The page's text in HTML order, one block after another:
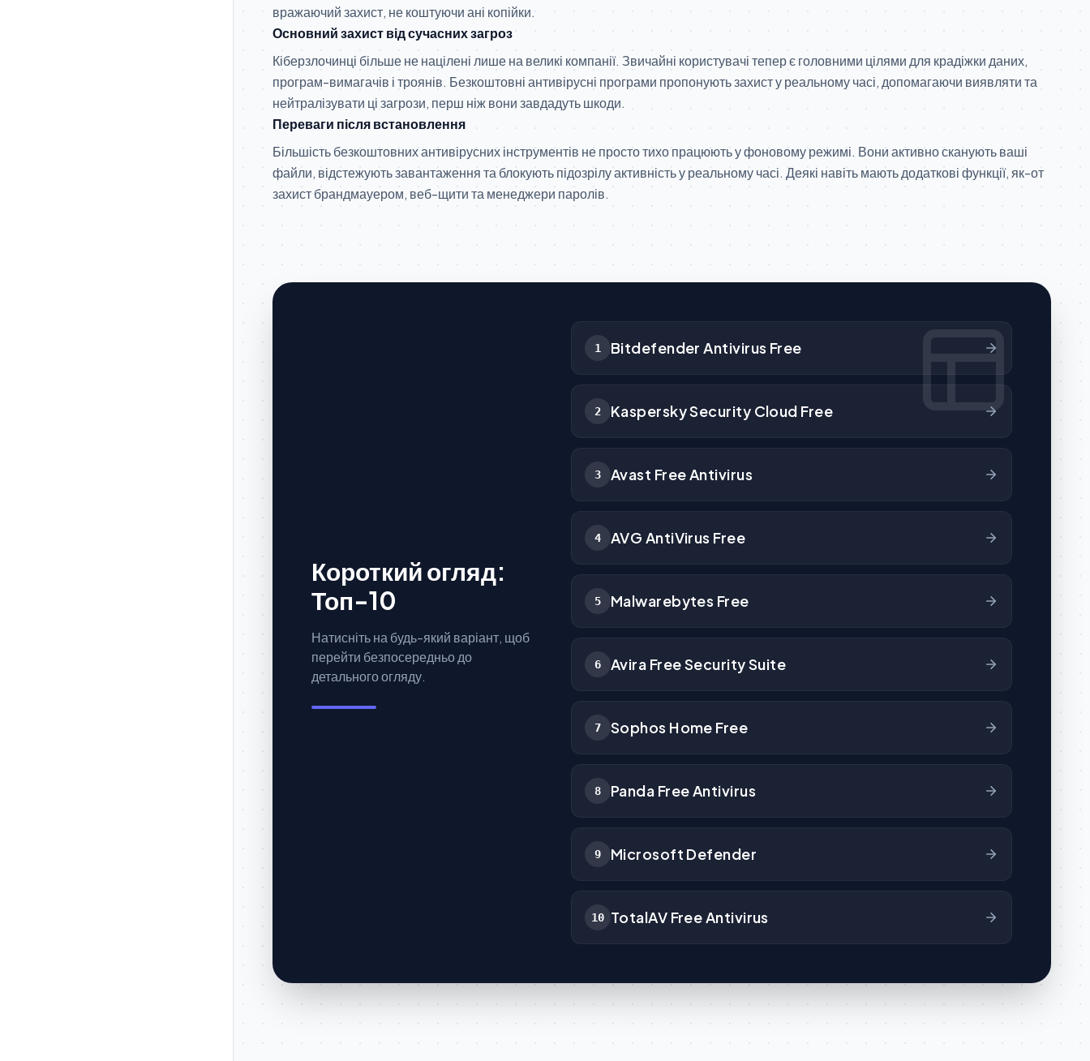
вражаючий захист, не коштуючи ані копійки.
Основний захист від сучасних загроз
Кіберзлочинці більше не націлені лише на великі компанії. Звичайні користувачі тепер є головними цілями для крадіжки даних,
програм-вимагачів і троянів. Безкоштовні антивірусні програми пропонують захист у реальному часі, допомагаючи виявляти та
нейтралізувати ці загрози, перш ніж вони завдадуть шкоди.
Переваги після встановлення
Більшість безкоштовних антивірусних інструментів не просто тихо працюють у фоновому режимі. Вони активно сканують ваші
файли, відстежують завантаження та блокують підозрілу активність у реальному часі. Деякі навіть мають додаткові функції, як-от
захист брандмауером, веб-щити та менеджери паролів.
Короткий огляд:
Топ-10
Натисніть на будь-який варіант, щоб
перейти безпосередньо до
детального огляду.
1 Bitdefender Antivirus Free
2 Kaspersky Security Cloud Free
3 Avast Free Antivirus
4 AVG AntiVirus Free
5 Malwarebytes Free
6 Avira Free Security Suite
7 Sophos Home Free
8 Panda Free Antivirus
9 Microsoft Defender
10 TotalAV Free Antivirus